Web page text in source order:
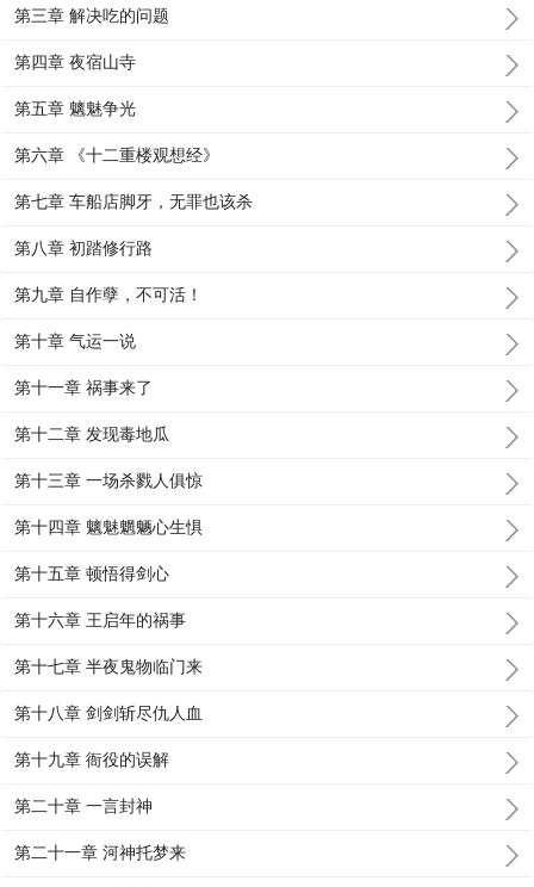
第三章 解决吃的问题
第四章 夜宿山寺
第五章 魑魅争光
第六章 《十二重楼观想经》
第七章 车船店脚牙，无罪也该杀
第八章 初踏修行路
第九章 自作孽，不可活！
第十章 气运一说
第十一章 祸事来了
第十二章 发现毒地瓜
第十三章 一场杀戮人俱惊
第十四章 魑魅魍魉心生惧
第十五章 顿悟得剑心
第十六章 王启年的祸事
第十七章 半夜鬼物临门来
第十八章 剑剑斩尽仇人血
第十九章 衙役的误解
第二十章 一言封神
第二十一章 河神托梦来